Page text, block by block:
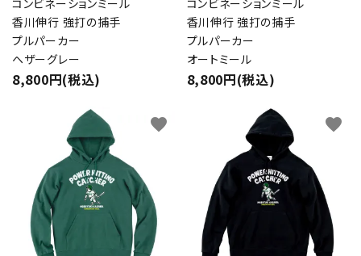
香川伸行 強打の捕手
プルパーカー
ヘザーグレー
8,800円(税込)
香川伸行 強打の捕手
プルパーカー
オートミール
8,800円(税込)
favorite favorite
キーワード
カテゴリー